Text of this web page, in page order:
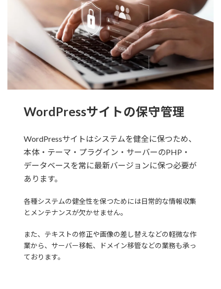
WordPressサイトの保守管理
WordPressサイトはシステムを健全に保つため、
本体・テーマ・プラグイン・サーバーのPHP・
データベースを常に最新バージョンに保つ必要が
あります。
各種システムの健全性を保つためには日常的な情報収集
とメンテナンスが欠かせません。
また、テキストの修正や画像の差し替えなどの軽微な作
業から、サーバー移転、ドメイン移管などの業務も承っ
ております。